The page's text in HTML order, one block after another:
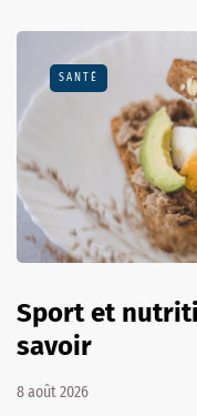
SANTÉ
Sport et
savoir
8 août 2026